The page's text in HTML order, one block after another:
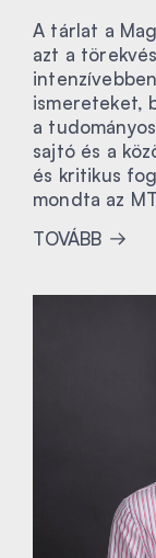
A tárlat a
azt a
ismereteket,
a
sajtó és a
és kritikus
mondta az
TOVÁBB